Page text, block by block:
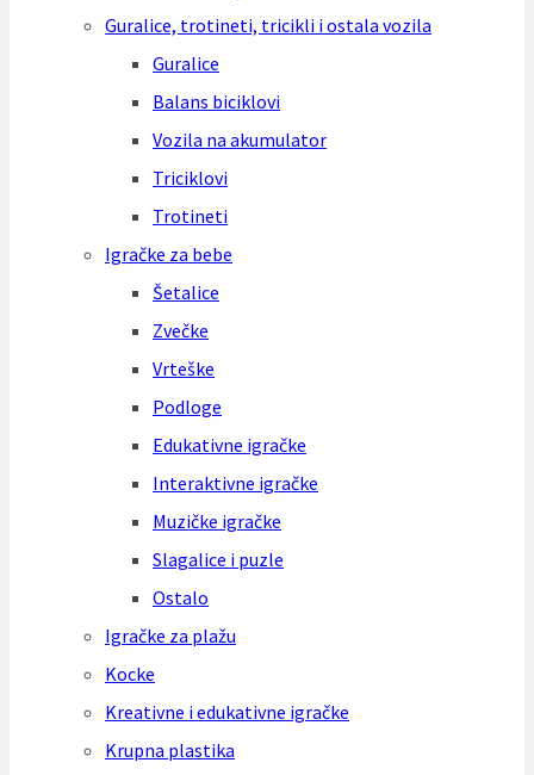
Guralice, trotineti, tricikli i ostala vozila
Guralice
Balans biciklovi
Vozila na akumulator
Triciklovi
Trotineti
Igračke za bebe
Šetalice
Zvečke
Vrteške
Podloge
Edukativne igračke
Interaktivne igračke
Muzičke igračke
Slagalice i puzle
Ostalo
Igračke za plažu
Kocke
Kreativne i edukativne igračke
Krupna plastika